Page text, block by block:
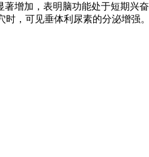
增加，表明脑功能处于短期兴
，可见垂体利尿素的分泌增强